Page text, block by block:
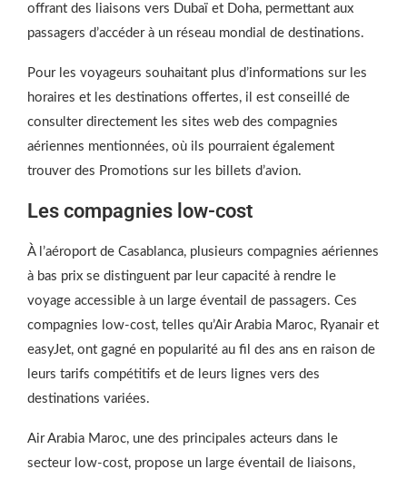
offrant des liaisons vers Dubaï et Doha, permettant aux
passagers d’accéder à un réseau mondial de destinations.
Pour les voyageurs souhaitant plus d’informations sur les
horaires et les destinations offertes, il est conseillé de
consulter directement les sites web des compagnies
aériennes mentionnées, où ils pourraient également
trouver des Promotions sur les billets d’avion.
Les compagnies low-cost
À l’aéroport de Casablanca, plusieurs compagnies aériennes
à bas prix se distinguent par leur capacité à rendre le
voyage accessible à un large éventail de passagers. Ces
compagnies low-cost, telles qu’Air Arabia Maroc, Ryanair et
easyJet, ont gagné en popularité au fil des ans en raison de
leurs tarifs compétitifs et de leurs lignes vers des
destinations variées.
Air Arabia Maroc, une des principales acteurs dans le
secteur low-cost, propose un large éventail de liaisons,